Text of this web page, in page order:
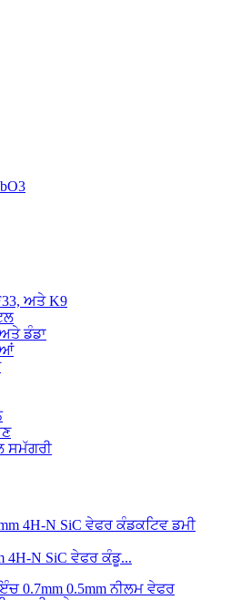
ਅਤੇ K9
ਡੰਡਾ
ਸਮੱਗਰੀ
4H-N SiC ਵੇਫਰ ਕੰਡੂ...